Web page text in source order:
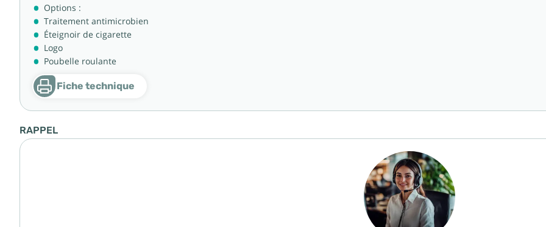
Options :
Traitement antimicrobien
Éteignoir de cigarette
Logo
Poubelle roulante
Fiche technique
RAPPEL